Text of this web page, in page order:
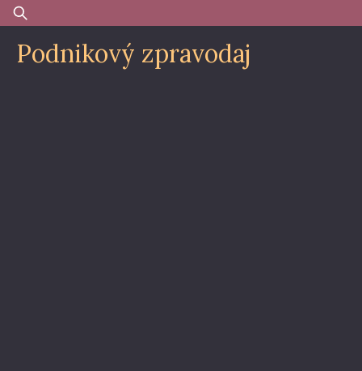
Skip
to
content
Vyhledávání
Podnikový zpravodaj